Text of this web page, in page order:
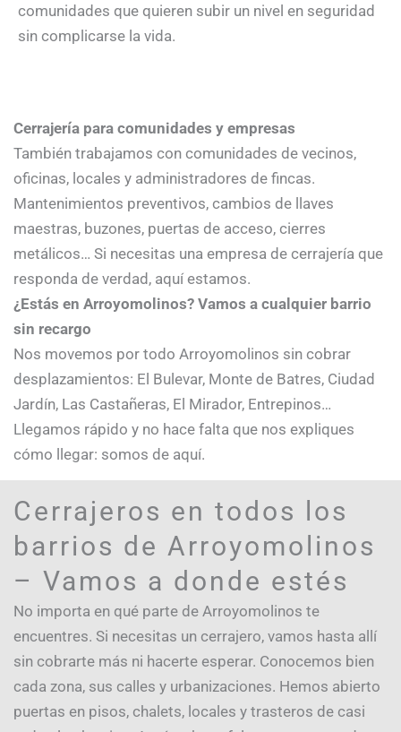
comunidades que quieren subir un nivel en seguridad
sin complicarse la vida.
Cerrajería para comunidades y empresas
También trabajamos con comunidades de vecinos,
oficinas, locales y administradores de fincas.
Mantenimientos preventivos, cambios de llaves
maestras, buzones, puertas de acceso, cierres
metálicos… Si necesitas una empresa de cerrajería que
responda de verdad, aquí estamos.
¿Estás en Arroyomolinos? Vamos a cualquier barrio
sin recargo
Nos movemos por todo Arroyomolinos sin cobrar
desplazamientos: El Bulevar, Monte de Batres, Ciudad
Jardín, Las Castañeras, El Mirador, Entrepinos…
Llegamos rápido y no hace falta que nos expliques
cómo llegar: somos de aquí.
Cerrajeros en todos los
barrios de Arroyomolinos
– Vamos a donde estés
No importa en qué parte de Arroyomolinos te
encuentres. Si necesitas un cerrajero, vamos hasta allí
sin cobrarte más ni hacerte esperar. Conocemos bien
cada zona, sus calles y urbanizaciones. Hemos abierto
puertas en pisos, chalets, locales y trasteros de casi